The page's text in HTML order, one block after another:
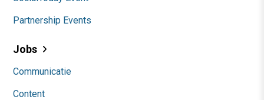
Partnership Events
Jobs
Communicatie
Content